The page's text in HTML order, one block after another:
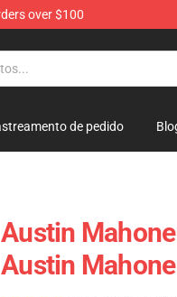
over $100
de pedido
Austin
Austin